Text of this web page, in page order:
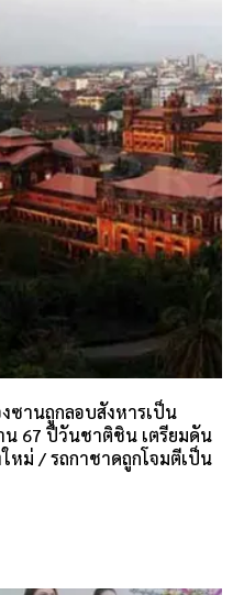
ซานถูกลอบสังหารเป็น
67 ปีวันชาติชิน เตรียมดัน
หม่ / รถกาชาดถูกโจมตีเป็น